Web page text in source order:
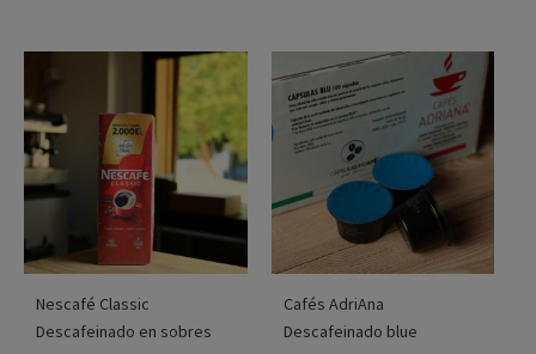
Nescafé Classic
Descafeinado en sobres
Cafés AdriAna
Descafeinado blue